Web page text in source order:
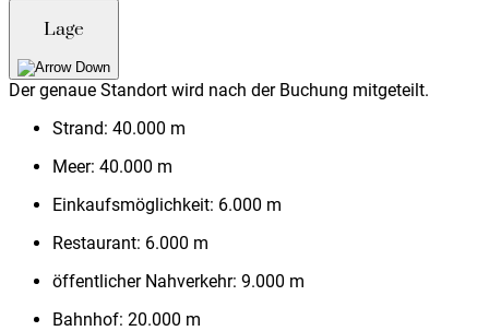
Lage
Der genaue Standort wird nach der Buchung mitgeteilt.
Strand: 40.000 m
Meer: 40.000 m
Einkaufsmöglichkeit: 6.000 m
Restaurant: 6.000 m
öffentlicher Nahverkehr: 9.000 m
Bahnhof: 20.000 m